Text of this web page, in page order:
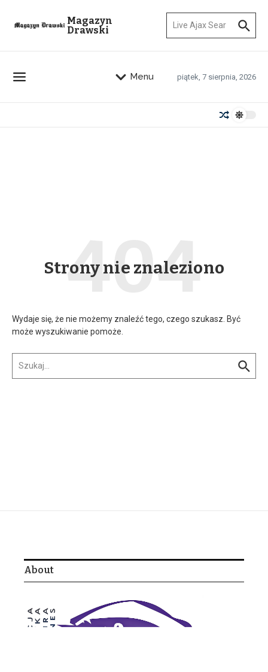
Magazyn
Drawski
Menu piątek, 7 sierpnia, 2026
Strony nie znaleziono
Wydaje się, że nie możemy znaleźć tego, czego szukasz. Być
może wyszukiwanie pomoże.
About